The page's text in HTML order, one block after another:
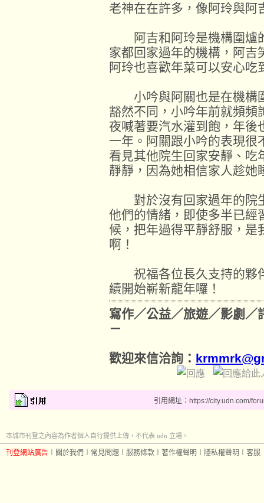
老神在在許多，像阿玲與阿
阿吉和阿玲是機構圍爐
家都回家過年的機構，阿吉
阿玲也喜歡年菜可以安心吃
小吟與阿關也是在機構
豁然不同，小吟年前就頻頻
夜喊著要汽水灌到飽，年後
一年。阿關跟小吟的表現很
看見其他院生回家安靜、吃
靜靜，因為她相信家人趁她
對於沒有回家過年的院
他們的情緒，即使多半已經
候，把年過得平靜舒服，是
啊！
祝福各位長久支持的夥
續開始嶄新龍年囉！
寫作／公益／旅遊／影劇／
－
歡迎來信洽詢：
引用網址：https://city.udn.com/
本城市刊登之內容為作者個人自行提供上傳，不代表 udn 立場。
刊登網站廣告 關於我們 常見問題 服務條款 著作權聲明 隱私權聲明 客服